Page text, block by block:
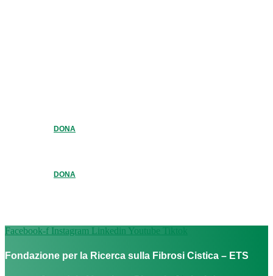
DONA
DONA
Facebook-f Instagram Linkedin Youtube Tiktok
Fondazione per la Ricerca sulla Fibrosi Cistica – ETS